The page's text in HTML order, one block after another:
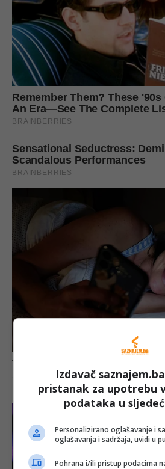
Izdavač
pristanak za upotrebu
podataka u
Personalizirano oglašavanje i
oglašavanja i sadržaja, uvidi u
Pohrana i/ili pristup podacima